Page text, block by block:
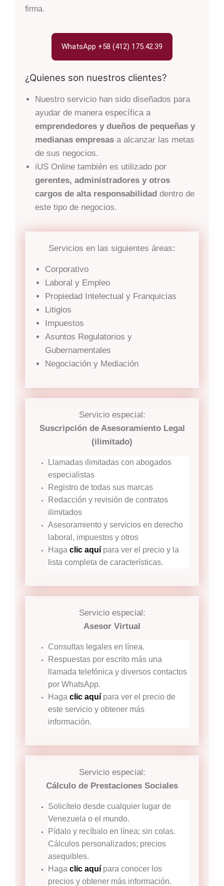
firma.
WhatsApp +58 (412) 175.42.39
¿Quienes son nuestros clientes?
Nuestro servicio han sido diseñados para
ayudar de manera específica a
emprendedores y dueños de pequeñas y
medianas empresas a alcanzar las metas
de sus negocios.
iUS Online también es utilizado por
gerentes, administradores y otros
cargos de alta responsabilidad dentro de
este tipo de negocios.
Servicios en las siguientes áreas:
Corporativo
Laboral y Empleo
Propiedad Intelectual y Franquicias
Litigios
Impuestos
Asuntos Regulatorios y
Gubernamentales
Negociación y Mediación
Servicio especial:
Suscripción de Asesoramiento Legal
(ilimitado)
Llamadas ilimitadas con abogados
especialistas
Registro de todas sus marcas
Redacción y revisión de contratos
ilimitados
Asesoramiento y servicios en derecho
laboral, impuestos y otros
Hagaclic aquí para ver el precio y la
lista completa de características.
Servicio especial:
Asesor Virtual
Consultas legales en línea.
Respuestas por escrito más una
llamada telefónica y diversos contactos
por WhatsApp.
Hagaclic aquí para ver el precio de
este servicio y obtener más
información.
Servicio especial:
Cálculo de Prestaciones Sociales
Solicítelo desde cualquier lugar de
Venezuela o el mundo.
Pídalo y recíbalo en línea; sin colas.
Cálculos personalizados; precios
asequibles.
Hagaclic aquí para conocer los
precios y obtener más información.